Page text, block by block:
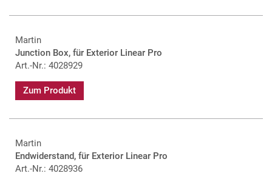
Martin
Junction Box, für Exterior Linear Pro
Art.-Nr.: 4028929
Zum Produkt
Martin
Endwiderstand, für Exterior Linear Pro
Art.-Nr.: 4028936